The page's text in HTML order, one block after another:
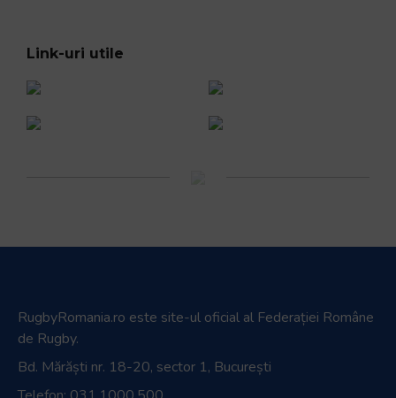
Link-uri utile
RugbyRomania.ro este site-ul oficial al Federației Române
de Rugby.
Bd. Mărăști nr. 18-20, sector 1, București